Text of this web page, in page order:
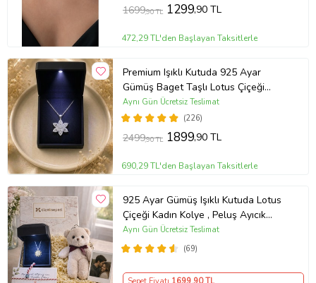
1699,90 TL 1299,90 TL
472,29 TL'den Başlayan Taksitlerle
Premium Işıklı Kutuda 925 Ayar
Gümüş Baget Taşlı Lotus Çiçeği
Kolye
(226)
Aynı Gün Ücretsiz Teslimat
2499,90 TL 1899,90 TL
690,29 TL'den Başlayan Taksitlerle
925 Ayar Gümüş Işıklı Kutuda Lotus
Çiçeği Kadın Kolye , Peluş Ayıcık
Anahtarlık Marteniçka Bileklik,
Polaroid Fotoğraf Hediye
(69)
Aynı Gün Ücretsiz Teslimat